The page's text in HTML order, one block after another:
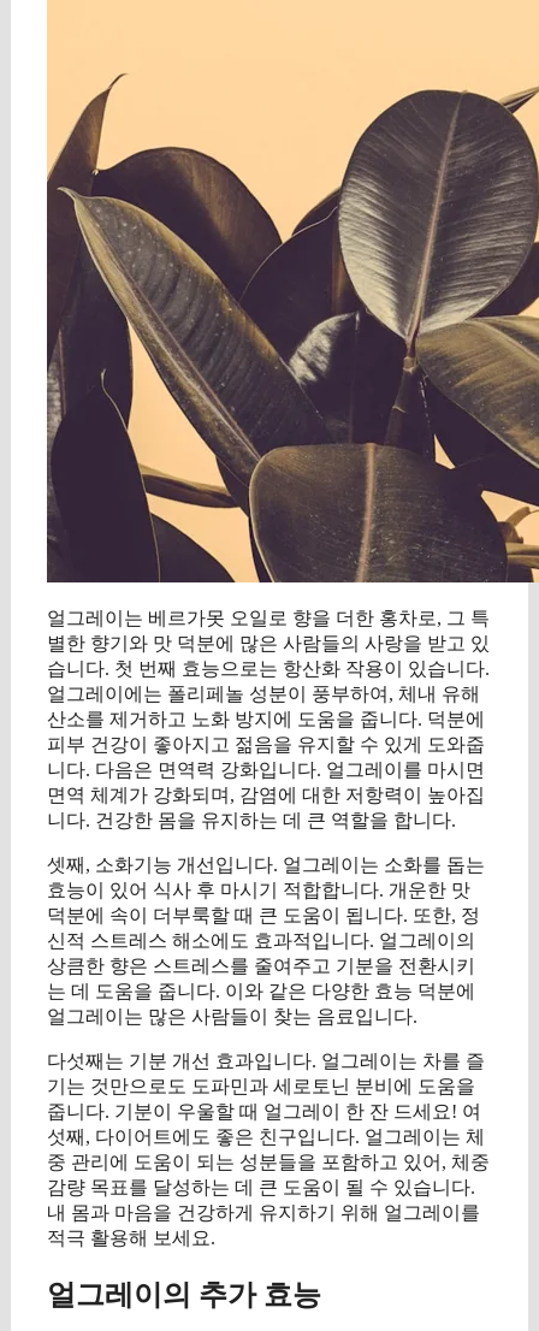
얼그레이는 베르가못 오일로 향을 더한 홍차로, 그 특
별한 향기와 맛 덕분에 많은 사람들의 사랑을 받고 있
습니다. 첫 번째 효능으로는 항산화 작용이 있습니다.
얼그레이에는 폴리페놀 성분이 풍부하여, 체내 유해
산소를 제거하고 노화 방지에 도움을 줍니다. 덕분에
피부 건강이 좋아지고 젊음을 유지할 수 있게 도와줍
니다. 다음은 면역력 강화입니다. 얼그레이를 마시면
면역 체계가 강화되며, 감염에 대한 저항력이 높아집
니다. 건강한 몸을 유지하는 데 큰 역할을 합니다.
셋째, 소화기능 개선입니다. 얼그레이는 소화를 돕는
효능이 있어 식사 후 마시기 적합합니다. 개운한 맛
덕분에 속이 더부룩할 때 큰 도움이 됩니다. 또한, 정
신적 스트레스 해소에도 효과적입니다. 얼그레이의
상큼한 향은 스트레스를 줄여주고 기분을 전환시키
는 데 도움을 줍니다. 이와 같은 다양한 효능 덕분에
얼그레이는 많은 사람들이 찾는 음료입니다.
다섯째는 기분 개선 효과입니다. 얼그레이는 차를 즐
기는 것만으로도 도파민과 세로토닌 분비에 도움을
줍니다. 기분이 우울할 때 얼그레이 한 잔 드세요! 여
섯째, 다이어트에도 좋은 친구입니다. 얼그레이는 체
중 관리에 도움이 되는 성분들을 포함하고 있어, 체중
감량 목표를 달성하는 데 큰 도움이 될 수 있습니다.
내 몸과 마음을 건강하게 유지하기 위해 얼그레이를
적극 활용해 보세요.
얼그레이의 추가 효능